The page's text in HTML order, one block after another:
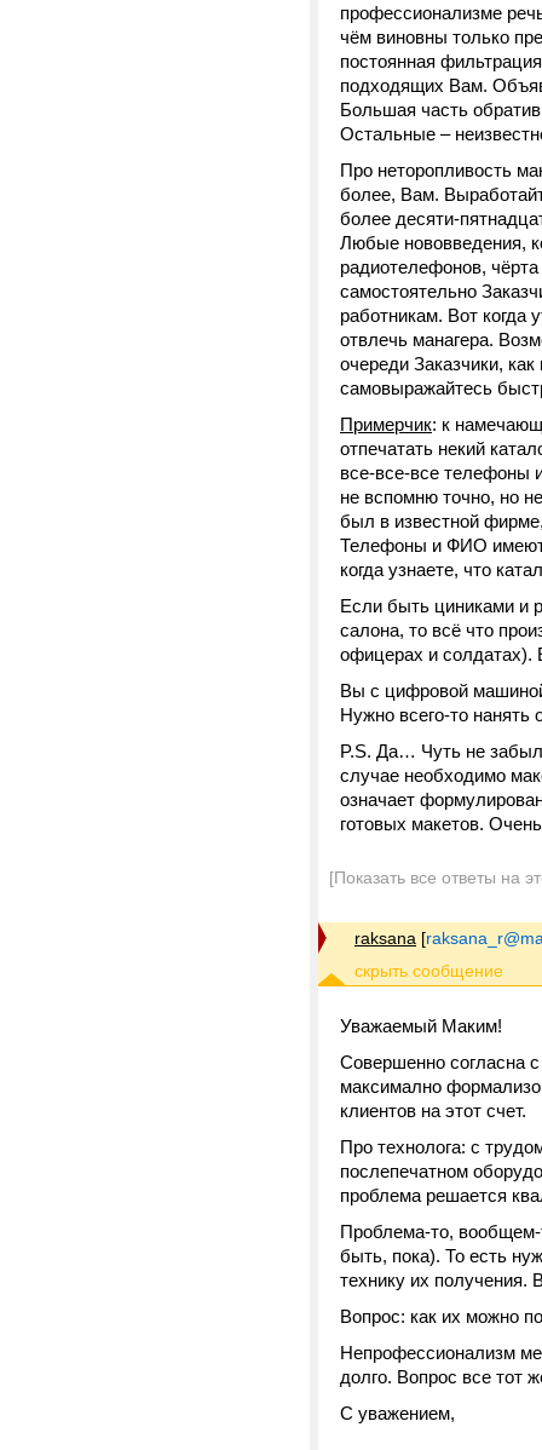
профессионализме
чём виновны только
постоянная
подходящих Вам.
Большая часть
Остальные –
Про неторопливость
более, Вам.
более десяти-
Любые нововведения,
радиотелефонов,
самостоятельно
работникам. Вот когда
отвлечь манагера.
очереди Заказчики,
самовыражайтесь
Примерчик: к
отпечатать некий
все-все-все телефоны
не вспомню точно, но
был в известной
Телефоны и ФИО имеют
когда узнаете, что
Если быть циниками и
салона, то всё что
офицерах и солдатах).
Вы с цифровой
Нужно всего-то нанять
P.S. Да… Чуть не
случае необходимо
означает
готовых макетов.
[Показать все ответы на
raksana [
Уважаемый Маким!
Совершенно согласна
максимално
клиентов на этот счет.
Про технолога: с
послепечатном
проблема решается
Проблема-то, вообщем-
быть, пока). То есть
технику их получения.
Вопрос: как их можно
Непрофессионализм
долго. Вопрос все тот
С уважением,